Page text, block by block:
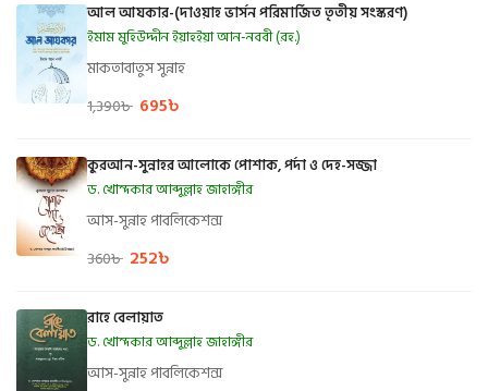
আল আযকার-(দাওয়াহ ভার্সন পরিমার্জিত তৃতীয় সংস্করণ)
ইমাম মুহিউদ্দীন ইয়াহইয়া আন-নববী (রহ.)
মাকতাবাতুস সুন্নাহ
1,390৳ 695৳
কুরআন-সুন্নাহর আলোকে পোশাক, পর্দা ও দেহ-সজ্জা
ড. খোন্দকার আব্দুল্লাহ জাহাঙ্গীর
আস-সুন্নাহ পাবলিকেশন্স
360৳ 252৳
রাহে বেলায়াত
ড. খোন্দকার আব্দুল্লাহ জাহাঙ্গীর
আস-সুন্নাহ পাবলিকেশন্স